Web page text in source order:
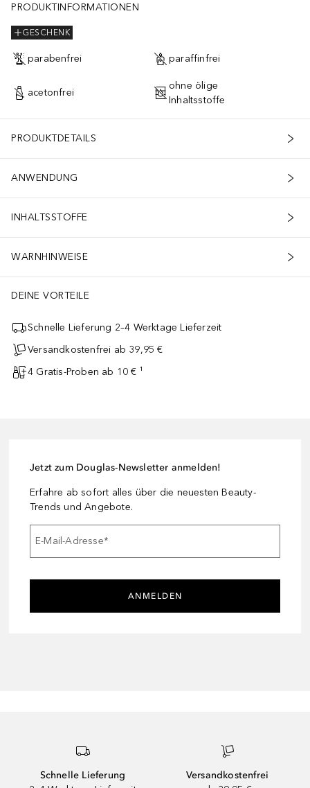
PRODUKTINFORMATIONEN
GESCHENK
parabenfrei paraffinfrei
acetonfrei
ohne ölige
Inhaltsstoffe
PRODUKTDETAILS
ANWENDUNG
INHALTSSTOFFE
WARNHINWEISE
DEINE VORTEILE
Schnelle Lieferung 2–4 Werktage Lieferzeit
Versandkostenfrei ab 39,95 €
4 Gratis-Proben ab 10 € ¹
Jetzt zum Douglas-Newsletter anmelden!
Erfahre ab sofort alles über die neuesten Beauty-
Trends und Angebote.
E-Mail-Adresse*
ANMELDEN
Schnelle Lieferung
Versandkostenfrei